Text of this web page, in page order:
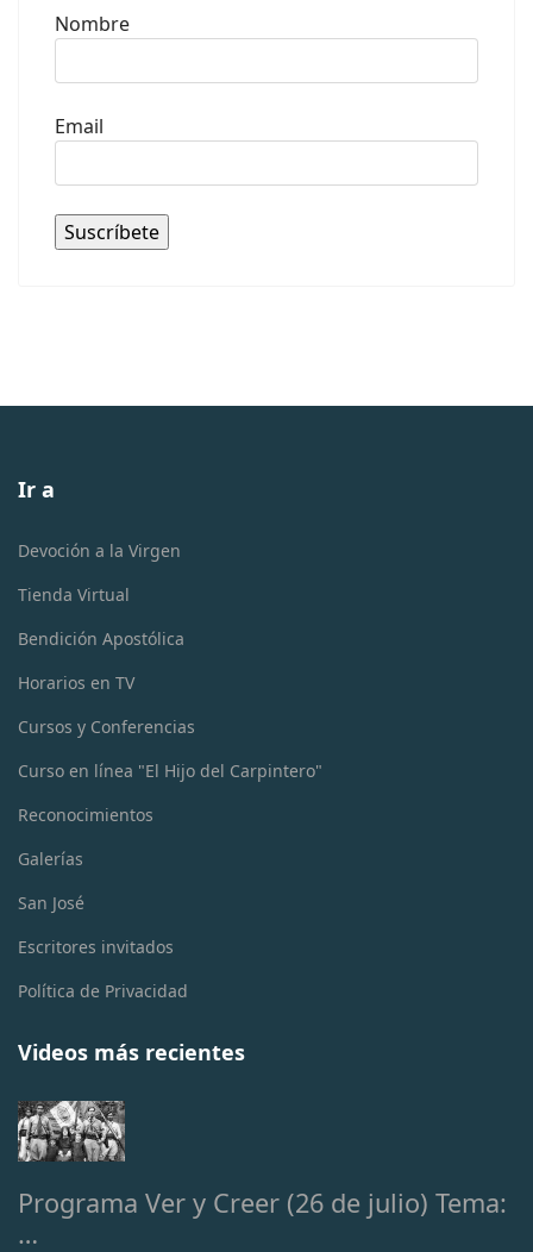
Nombre
Email
Ir a
Devoción a la Virgen
Tienda Virtual
Bendición Apostólica
Horarios en TV
Cursos y Conferencias
Curso en línea "El Hijo del Carpintero"
Reconocimientos
Galerías
San José
Escritores invitados
Política de Privacidad
Videos más recientes
Programa Ver y Creer (26 de julio) Tema:
…